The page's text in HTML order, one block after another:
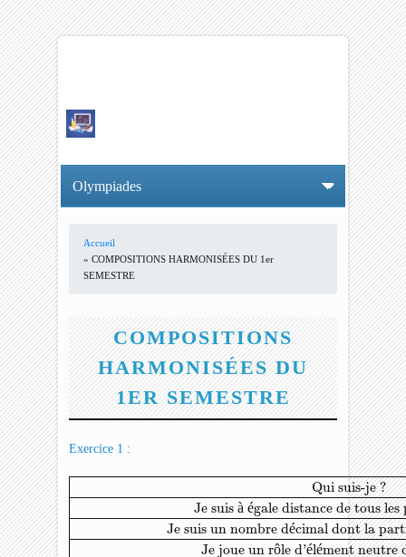
VOUS ÊTES ICI
Accueil
» COMPOSITIONS HARMONISÉES DU 1er
SEMESTRE
COMPOSITIONS
HARMONISÉES DU
1ER SEMESTRE
Exercice 1 :
Qui suis-je ?
Je suis à égale distance de tous
Je suis un nombre décimal dont la
Je joue un rôle d’élément neutre
Qui suis-je ?RéponseJe suis à égale distance de tous les